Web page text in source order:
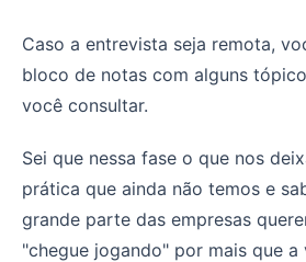
Caso a entrevista seja remota,
bloco de notas com alguns
você consultar.
Sei que nessa fase o que nos
prática que ainda não temos e
grande parte das empresas
"chegue jogando" por mais que a